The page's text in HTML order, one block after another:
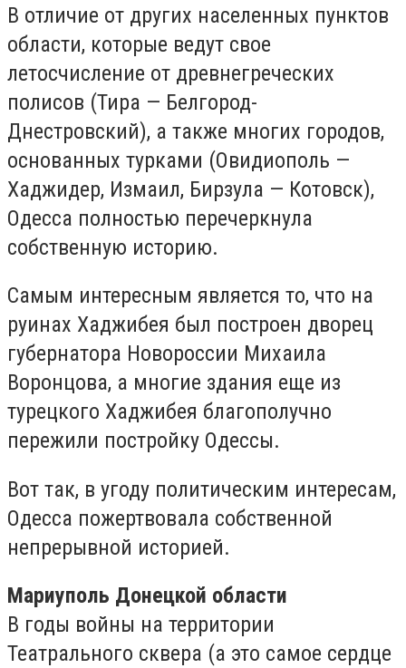
В отличие от других населенных пунктов
области, которые ведут свое
летосчисление от древнегреческих
полисов (Тира — Белгород-
Днестровский), а также многих городов,
основанных турками (Овидиополь —
Хаджидер, Измаил, Бирзула — Котовск),
Одесса полностью перечеркнула
собственную историю.
Самым интересным является то, что на
руинах Хаджибея был построен дворец
губернатора Новороссии Михаила
Воронцова, а многие здания еще из
турецкого Хаджибея благополучно
пережили постройку Одессы.
Вот так, в угоду политическим интересам,
Одесса пожертвовала собственной
непрерывной историей.
Мариуполь Донецкой области
В годы войны на территории
Театрального сквера (а это самое сердце